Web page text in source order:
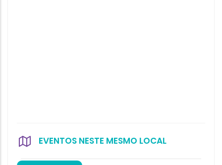
EVENTOS NESTE MESMO LOCAL